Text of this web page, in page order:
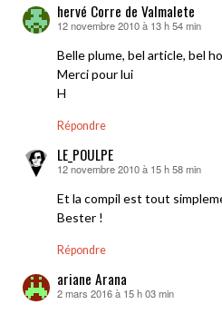
hervé Corre de Valmalete
dit :
12 novembre 2010 à 13 h 54 min
Belle plume, bel article, bel
Merci pour lui
H
Répondre
LE_POULPE
dit :
12 novembre 2010 à 15 h 58 min
Et la compil est tout
Bester !
Répondre
ariane Arana
dit :
2 mars 2016 à 15 h 03 min